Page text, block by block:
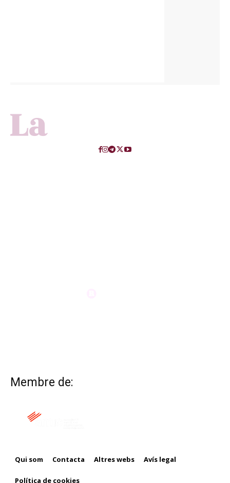
Membre de:
Qui som Contacta Altres webs Avís legal
Política de cookies